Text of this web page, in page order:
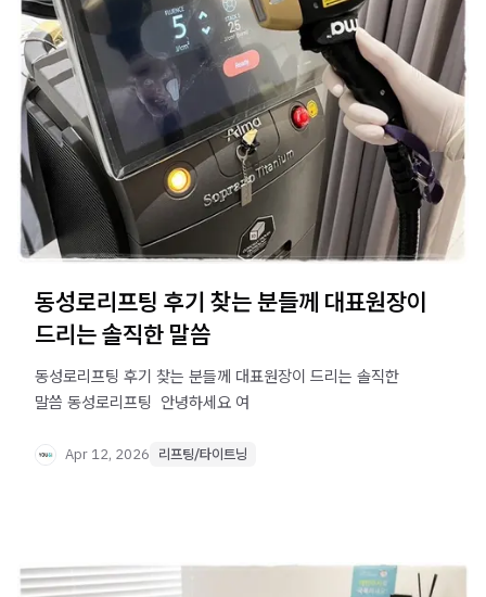
동성로리프팅 후기 찾는 분들께 대표원장이
드리는 솔직한 말씀
동성로리프팅 후기 찾는 분들께 대표원장이 드리는 솔직한
말씀 동성로리프팅 ​ 안녕하세요 여
Apr 12, 2026 리프팅/타이트닝